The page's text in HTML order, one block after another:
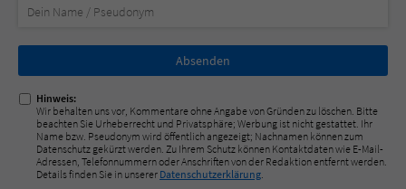
Nicht
ausfüllen!
Hinweis:
Wir behalten uns vor, Kommentare ohne Angabe von Gründen zu löschen. Bitte
beachten Sie Urheberrecht und Privatsphäre; Werbung ist nicht gestattet. Ihr
Name bzw. Pseudonym wird öffentlich angezeigt; Nachnamen können zum
Datenschutz gekürzt werden. Zu Ihrem Schutz können Kontaktdaten wie E-Mail-
Adressen, Telefonnummern oder Anschriften von der Redaktion entfernt werden.
Details finden Sie in unserer Datenschutzerklärung.